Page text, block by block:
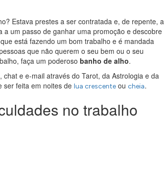
Estava prestes a ser contratada e, de repente, a
um passo de ganhar uma promoção e descobre
está fazendo um bom trabalho e é mandada
que não querem o seu bem ou o seu
faça um poderoso banho de alho.
e e-mail através do Tarot, da Astrologia e da
ser feita em noites de lua crescente ou cheia.
no trabalho